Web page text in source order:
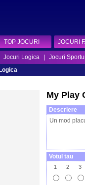
TOP JOCURI JOCURI
Jocuri Logica
Jocuri
My Play
Descriere
Un mod
Votul tau
1 2 3